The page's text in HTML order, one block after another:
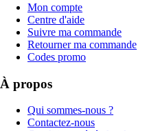
Mon compte
Centre d'aide
Suivre ma commande
Retourner ma commande
Codes promo
À propos
Qui sommes-nous ?
Contactez-nous